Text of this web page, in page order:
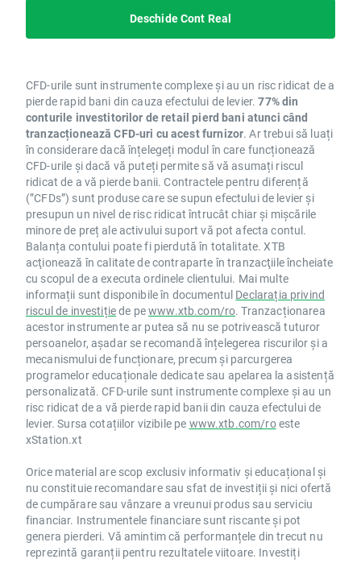
Deschide Cont Real
CFD-urile sunt instrumente complexe și au un risc ridicat de a
pierde rapid bani din cauza efectului de levier.77% din
conturile investitorilor de retail pierd bani atunci când
tranzacționează CFD-uri cu acest furnizor. Ar trebui să luați
în considerare dacă înțelegeți modul în care funcționează
CFD-urile și dacă vă puteți permite să vă asumați riscul
ridicat de a vă pierde banii. Contractele pentru diferență
(”CFDs”) sunt produse care se supun efectului de levier și
presupun un nivel de risc ridicat întrucât chiar și mișcările
minore de preț ale activului suport vă pot afecta contul.
Balanța contului poate fi pierdută în totalitate. XTB
acţionează în calitate de contraparte în tranzacţiile încheiate
cu scopul de a executa ordinele clientului. Mai multe
informații sunt disponibile în documentul Declarația privind
riscul de investițiede pewww.xtb.com/ro. Tranzacționarea
acestor instrumente ar putea să nu se potrivească tuturor
persoanelor, așadar se recomandă înțelegerea riscurilor și a
mecanismului de funcționare, precum și parcurgerea
programelor educaționale dedicate sau apelarea la asistență
personalizată. CFD-urile sunt instrumente complexe și au un
risc ridicat de a vă pierde rapid banii din cauza efectului de
levier. Sursa cotațiilor vizibile pe www.xtb.com/roeste
xStation.xt
Orice material are scop exclusiv informativ și educațional și
nu constituie recomandare sau sfat de investiții și nici ofertă
de cumpărare sau vânzare a vreunui produs sau serviciu
financiar. Instrumentele financiare sunt riscante și pot
genera pierderi. Vă amintim că performanțele din trecut nu
reprezintă garanții pentru rezultatele viitoare. Investiți